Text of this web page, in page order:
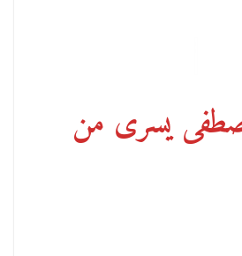
يسرى من